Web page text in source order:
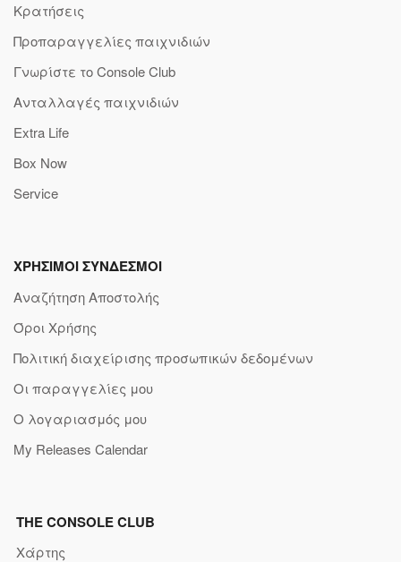
Κρατήσεις
Προπαραγγελίες παιχνιδιών
Γνωρίστε το Console Club
Ανταλλαγές παιχνιδιών
Extra Life
Box Now
Service
ΧΡΗΣΙΜΟΙ ΣΥΝΔΕΣΜΟΙ
Αναζήτηση Αποστολής
Όροι Χρήσης
Πολιτική διαχείρισης προσωπικών δεδομένων
Οι παραγγελίες μου
Ο λογαριασμός μου
My Releases Calendar
THE CONSOLE CLUB
Χάρτης